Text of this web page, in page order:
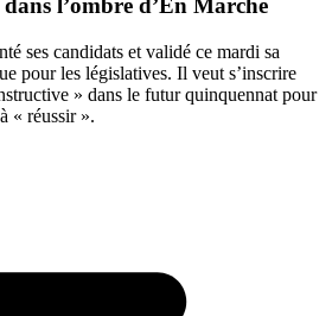
l’ombre d’En Marche
ses candidats et validé ce mardi sa
pour les législatives. Il veut s’inscrire
» dans le futur quinquennat pour
« réussir ».